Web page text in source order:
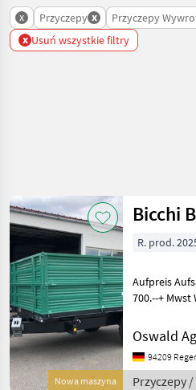
x Przyczepy x Przyczepy
x Usuń wszystkie filtry
Kategoria 4 Kraj
AKTUALNA
ŚCIEŻKA
technika
rolnicza
Przyczepy
Przyczepy
Wywrotki
Zresetuj
Pokaż 2
wyników
Nowa maszyna
Bicchi
R. prod.
Aufpreis
700.--+
Wahadłowe
Ochrona
tyłu, : Wywrotka 3 stronna
Przyczepy
94209
Przyczepy